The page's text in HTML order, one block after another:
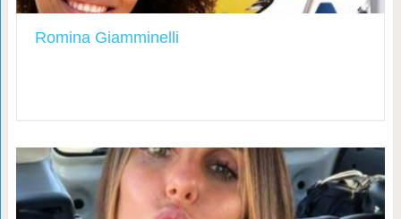
Romina Giamminelli